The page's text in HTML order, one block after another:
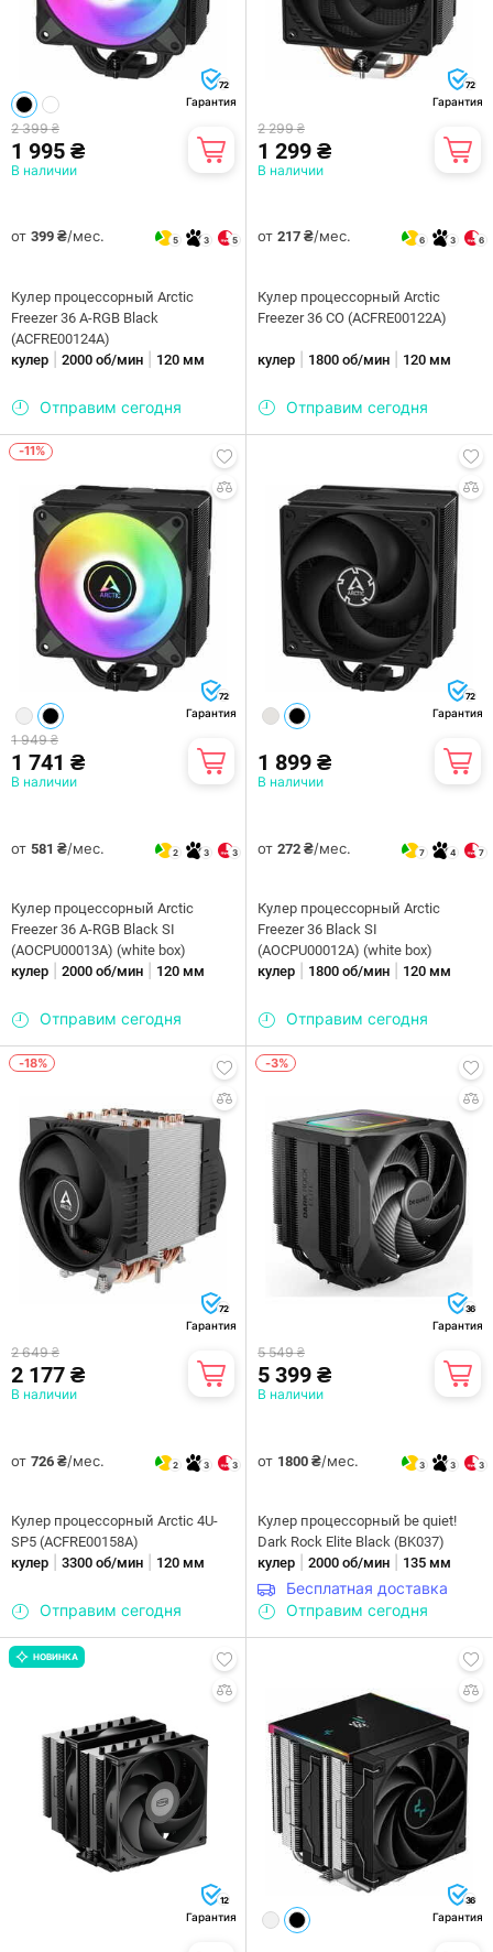
72
Гарантия
2 399 ₴
1 995 ₴
В наличии
от 399 ₴/мес. 5 3 5
Кулер процессорный Arctic
Freezer 36 A-RGB Black
(ACFRE00124A)
кулер
2000 об/мин 120 мм
Отправим сегодня
72
Гарантия
2 299 ₴
1 299 ₴
В наличии
от 217 ₴/мес. 6 3 6
Кулер процессорный Arctic
Freezer 36 CO (ACFRE00122A)
кулер 1800 об/мин 120 мм
Отправим сегодня
-11%
72
Гарантия
1 949 ₴
1 741 ₴
В наличии
от 581 ₴/мес. 2 3 3
Кулер процессорный Arctic
Freezer 36 A-RGB Black SI
(AOCPU00013A) (white box)
кулер
2000 об/мин 120 мм
Отправим сегодня
72
Гарантия
1 899 ₴
В наличии
от 272 ₴/мес. 7 4 7
Кулер процессорный Arctic
Freezer 36 Black SI
(AOCPU00012A) (white box)
кулер
1800 об/мин 120 мм
Отправим сегодня
-18%
72
Гарантия
2 649 ₴
2 177 ₴
В наличии
от 726 ₴/мес. 2 3 3
Кулер процессорный Arctic 4U-
SP5 (ACFRE00158A)
кулер
3300 об/мин 120 мм
Отправим сегодня
-3%
36
Гарантия
5 549 ₴
5 399 ₴
В наличии
от 1800 ₴/мес. 3 3 3
Кулер процессорный be quiet!
Dark Rock Elite Black (BK037)
кулер
2000 об/мин 135 мм
Бесплатная доставка
Отправим сегодня
НОВИНКА
12
Гарантия
36
Гарантия